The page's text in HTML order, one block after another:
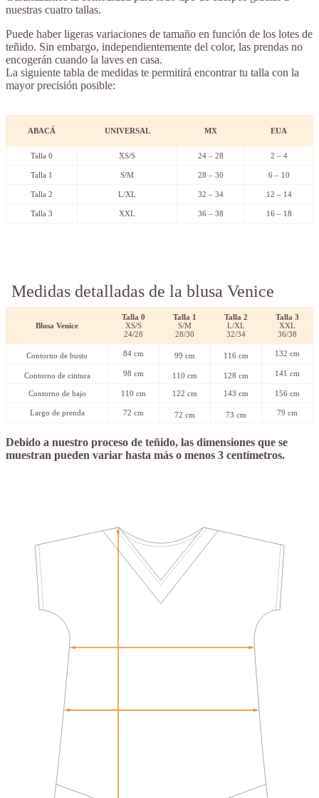
nuestras cuatro tallas.
Puede haber ligeras variaciones de tamaño en función de los lotes de
teñido. Sin embargo, independientemente del color, las prendas no
encogerán cuando la laves en casa.
La siguiente tabla de medidas te permitirá encontrar tu talla con la
mayor precisión posible:
ABACÁ UNIVERSAL MX EUA
Talla 0 XS/S 24 – 28 2 – 4
Talla 1 S/M 28 – 30 6 – 10
Talla 2 L/XL 32 – 34 12 – 14
Talla 3 XXL 36 – 38 16 – 18
Medidas detalladas de la blusa Venice
Blusa Venice
Talla 0
XS/S
24/28
Talla 1
S/M
28/30
Talla 2
L/XL
32/34
Talla 3
XXL
36/38
Contorno de busto 84 cm 99 cm 116 cm 132 cm
Contorno de cintura 98 cm 110 cm 128 cm 141 cm
Contorno de bajo 110 cm 122 cm 143 cm 156 cm
Largo de prenda 72 cm 72 cm 73 cm 79 cm
Debido a nuestro proceso de teñido, las dimensiones que se
muestran pueden variar hasta más o menos 3 centímetros.